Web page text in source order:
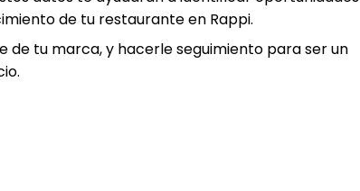
de tu restaurante en Rappi.
de tu marca, y hacerle seguimiento para ser un